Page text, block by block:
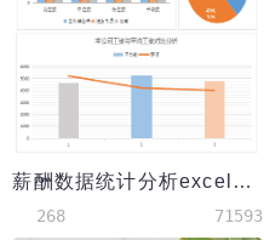
薪酬数据统计分析excel模板
268 71593